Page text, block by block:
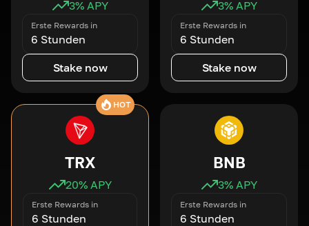
3% APY
Erste Rewards in
6 Stunden
Stake now
3% APY
Erste Rewards in
6 Stunden
Stake now
HOT
TRX
20% APY
Erste Rewards in
6 Stunden
BNB
3% APY
Erste Rewards in
6 Stunden